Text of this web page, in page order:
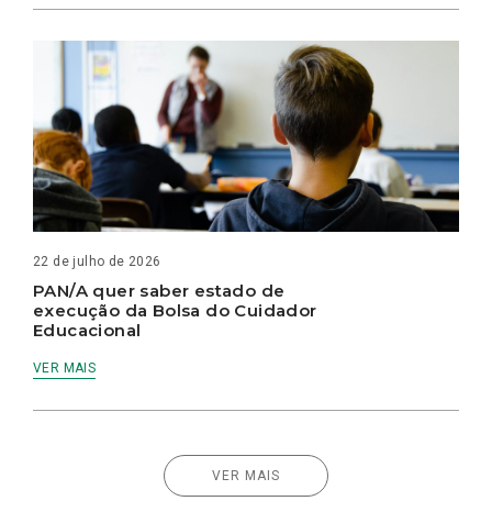
22 de julho de 2026
PAN/A quer saber estado de
execução da Bolsa do Cuidador
Educacional
VER MAIS
VER MAIS